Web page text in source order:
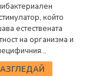
който
естествената
на организма и